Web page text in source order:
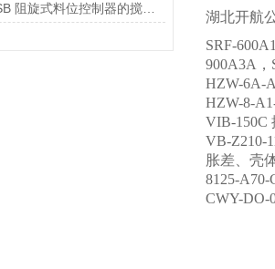
RD-20TDSB 阻旋式料位控制器的搅拌轴弯曲变形导致振动的原因是什么？
湖北开航
SRF-
900A3A，
HZW-6A-
HZW-8-
VIB-150C
VB-Z210-
胀差、壳
8125-A70-
CWY-DO-